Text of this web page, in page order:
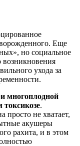
Еще
но социальное
возникновения
ухода за
многоплодной
токсикозе.
просто не хватает,
акушеры
рахита, и в этом